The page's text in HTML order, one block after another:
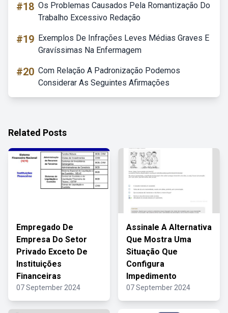
#18 Os Problemas Causados Pela Romantização Do
Trabalho Excessivo Redação
#19 Exemplos De Infrações Leves Médias Graves E
Gravíssimas Na Enfermagem
#20 Com Relação A Padronização Podemos
Considerar As Seguintes Afirmações
Related Posts
Empregado De
Empresa Do Setor
Privado Exceto De
Instituições
Financeiras
07 September 2024
Assinale A Alternativa
Que Mostra Uma
Situação Que
Configura
Impedimento
07 September 2024